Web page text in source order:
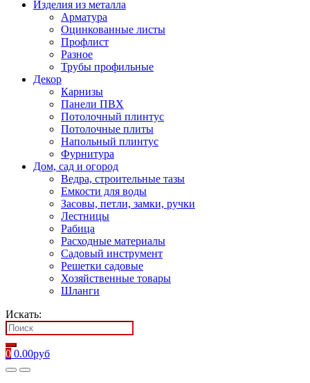
Изделия из металла
Арматура
Оцинкованные листы
Профлист
Разное
Трубы профильные
Декор
Карнизы
Панели ПВХ
Потолочный плинтус
Потолочные плиты
Напольный плинтус
Фурнитура
Дом, сад и огород
Ведра, строительные тазы
Емкости для воды
Засовы, петли, замки, ручки
Лестницы
Рабица
Расходные материалы
Садовый инструмент
Решетки садовые
Хозяйственные товары
Шланги
Искать:
0 0.00руб